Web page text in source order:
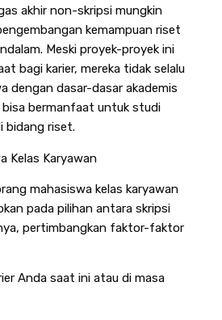
akhir non-skripsi mungkin
kemampuan riset
Meski proyek-proyek ini
bagi karier, mereka tidak selalu
dengan dasar-dasar akademis
bermanfaat untuk studi
bidang riset.
Kelas Karyawan
mahasiswa kelas karyawan
pada pilihan antara skripsi
pertimbangkan faktor-faktor
Anda saat ini atau di masa